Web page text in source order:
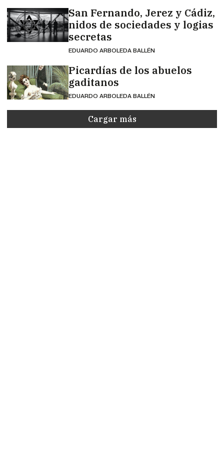
San Fernando, Jerez y Cádiz,
nidos de sociedades y logias
secretas
EDUARDO ARBOLEDA BALLÉN
Picardías de los abuelos
gaditanos
EDUARDO ARBOLEDA BALLÉN
Cargar más